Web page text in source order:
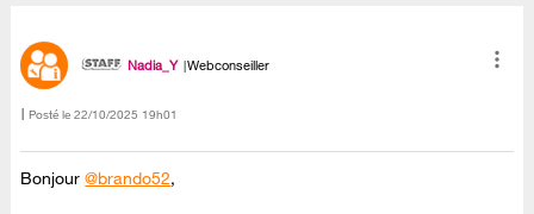
Nadia_Y Webconseiller
Posté le ‎22/10/2025 19h01
Bonjour@brando52,